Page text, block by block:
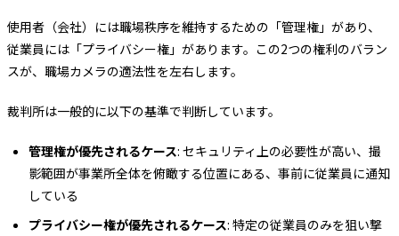
使用者（会社）には職場秩序を維持するための「管理権」があり、
従業員には「プライバシー権」があります。この2つの権利のバラン
スが、職場カメラの適法性を左右します。
裁判所は一般的に以下の基準で判断しています。
管理権が優先されるケース: セキュリティ上の必要性が高い、撮
影範囲が事業所全体を俯瞰する位置にある、事前に従業員に通知
している
プライバシー権が優先されるケース: 特定の従業員のみを狙い撃